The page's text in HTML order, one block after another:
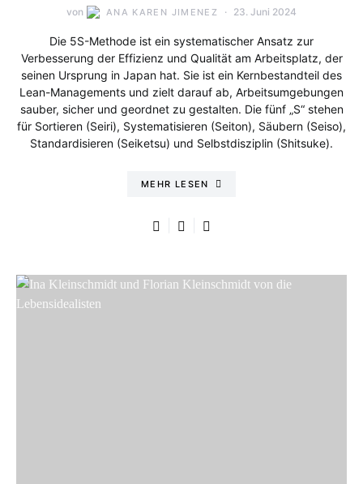
von ANA KAREN JIMENEZ 23. Juni 2024
Die 5S-Methode ist ein systematischer Ansatz zur
Verbesserung der Effizienz und Qualität am Arbeitsplatz, der
seinen Ursprung in Japan hat. Sie ist ein Kernbestandteil des
Lean-Managements und zielt darauf ab, Arbeitsumgebungen
sauber, sicher und geordnet zu gestalten. Die fünf „S“ stehen
für Sortieren (Seiri), Systematisieren (Seiton), Säubern (Seiso),
Standardisieren (Seiketsu) und Selbstdisziplin (Shitsuke).
MEHR LESEN